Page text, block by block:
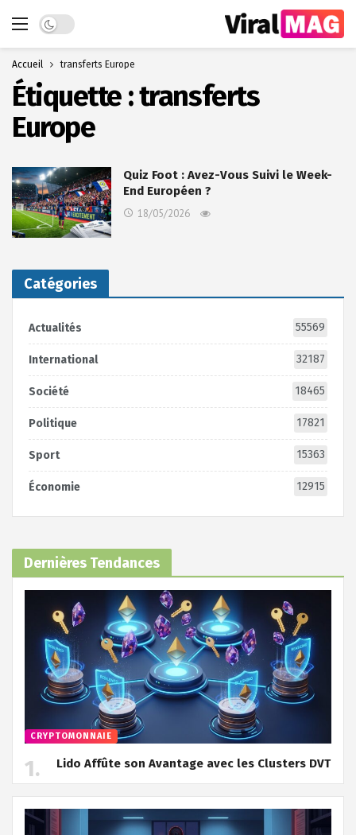
Dark mode
Accueil transferts Europe
Étiquette :transferts
Europe
Quiz Foot : Avez-Vous Suivi le Week-
End Européen ?
18/05/2026
Catégories
Actualités 55569
International 32187
Société 18465
Politique 17821
Sport 15363
Économie 12915
Dernières Tendances
CRYPTOMONNAIE
Lido Affûte son Avantage avec les Clusters DVT